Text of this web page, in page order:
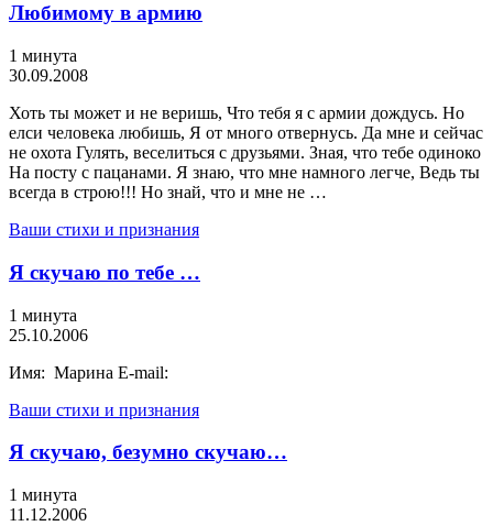
Любимому в армию
1 минута
30.09.2008
Хоть ты может и не веришь, Что тебя я с армии дождусь. Но
елси человека любишь, Я от много отвернусь. Да мне и сейчас
не охота Гулять, веселиться с друзьями. Зная, что тебе одиноко
На посту с пацанами. Я знаю, что мне намного легче, Ведь ты
всегда в строю!!! Но знай, что и мне не …
Ваши стихи и признания
Я скучаю по тебе …
1 минута
25.10.2006
Имя: Марина E-mail:
Ваши стихи и признания
Я скучаю, безумно скучаю…
1 минута
11.12.2006